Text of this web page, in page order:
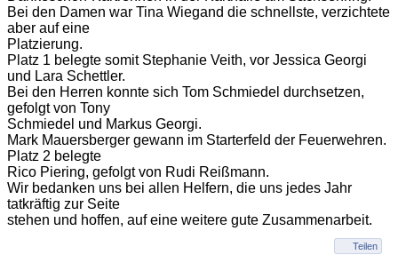
Bei den Damen war Tina Wiegand die schnellste, verzichtete
aber auf eine
Platzierung.
Platz 1 belegte somit Stephanie Veith, vor Jessica Georgi
und Lara Schettler.
Bei den Herren konnte sich Tom Schmiedel durchsetzen,
gefolgt von Tony
Schmiedel und Markus Georgi.
Mark Mauersberger gewann im Starterfeld der Feuerwehren.
Platz 2 belegte
Rico Piering, gefolgt von Rudi Reißmann.
Wir bedanken uns bei allen Helfern, die uns jedes Jahr
tatkräftig zur Seite
stehen und hoffen, auf eine weitere gute Zusammenarbeit.
Teilen